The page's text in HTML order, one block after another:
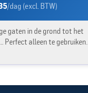
/dag (excl. BTW)
gaten in de grond tot het
Perfect alleen te gebruiken.